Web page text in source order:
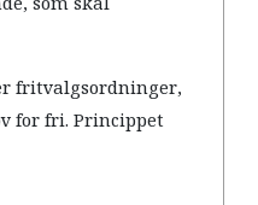
fritvalgsordninger,
for fri. Princippet